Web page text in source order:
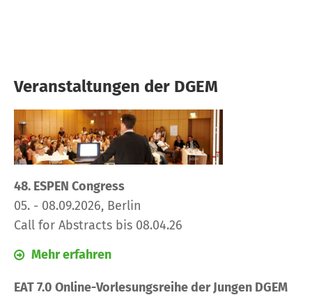
Veranstaltungen der DGEM
48. ESPEN Congress
05. - 08.09.2026, Berlin
Call for Abstracts bis 08.04.26
Mehr erfahren
EAT 7.0 Online-Vorlesungsreihe der Jungen DGEM